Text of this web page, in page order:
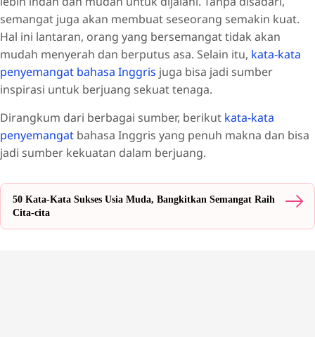
semangat juga akan membuat seseorang semakin kuat.
Hal ini lantaran, orang yang bersemangat tidak akan
mudah menyerah dan berputus asa. Selain itu, kata-kata
penyemangat bahasa Inggris juga bisa jadi sumber
inspirasi untuk berjuang sekuat tenaga.
Dirangkum dari berbagai sumber, berikut kata-kata
penyemangat bahasa Inggris yang penuh makna dan bisa
jadi sumber kekuatan dalam berjuang.
50 Kata-Kata Sukses Usia Muda, Bangkitkan Semangat Raih
Cita-cita